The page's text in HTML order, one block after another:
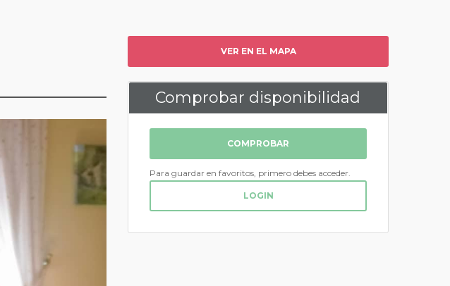
VER EN EL MAPA
Comprobar disponibilidad
COMPROBAR
Para guardar en favoritos, primero debes acceder.
LOGIN